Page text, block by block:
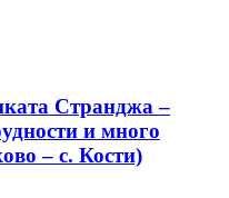
Странджа –
и много
– с. Кости)